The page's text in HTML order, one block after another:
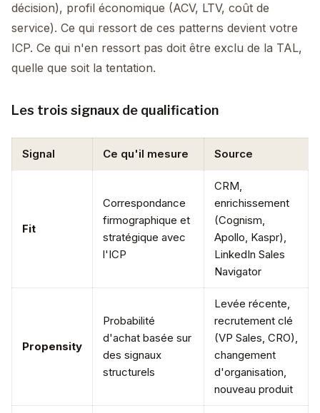
décision), profil économique (ACV, LTV, coût de
service). Ce qui ressort de ces patterns devient votre
ICP. Ce qui n'en ressort pas doit être exclu de la TAL,
quelle que soit la tentation.
Les trois signaux de qualification
Signal Ce qu'il mesure Source
Fit
Correspondance
firmographique et
stratégique avec
l'ICP
CRM,
enrichissement
(Cognism,
Apollo, Kaspr),
LinkedIn Sales
Navigator
Propensity
Probabilité
d'achat basée sur
des signaux
structurels
Levée récente,
recrutement clé
(VP Sales, CRO),
changement
d'organisation,
nouveau produit